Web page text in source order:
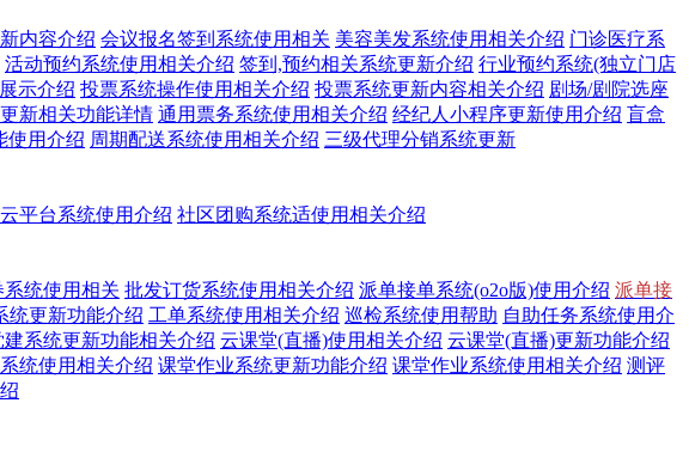
内容介绍 会议报名签到系统使用相关 美容美发系统使用相关介绍 门诊医疗系
活动预约系统使用相关介绍 签到,预约相关系统更新介绍 行业预约系统(独立门店
示介绍 投票系统操作使用相关介绍 投票系统更新内容相关介绍 剧场/剧院选座
新相关功能详情 通用票务系统使用相关介绍 经纪人小程序更新使用介绍 盲盒
使用介绍 周期配送系统使用相关介绍 三级代理分销系统更新
平台系统使用介绍 社区团购系统适使用相关介绍
系统使用相关 批发订货系统使用相关介绍 派单接单系统(o2o版)使用介绍 派单接
统更新功能介绍 工单系统使用相关介绍 巡检系统使用帮助 自助任务系统使用介
建系统更新功能相关介绍 云课堂(直播)使用相关介绍 云课堂(直播)更新功能介绍
统使用相关介绍 课堂作业系统更新功能介绍 课堂作业系统使用相关介绍 测评